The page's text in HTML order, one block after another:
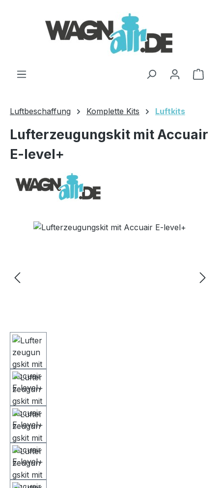
Luftbeschaffung Komplette Kits Luftkits
Lufterzeugungskit mit Accuair
E-level+
Bildergalerie überspringen